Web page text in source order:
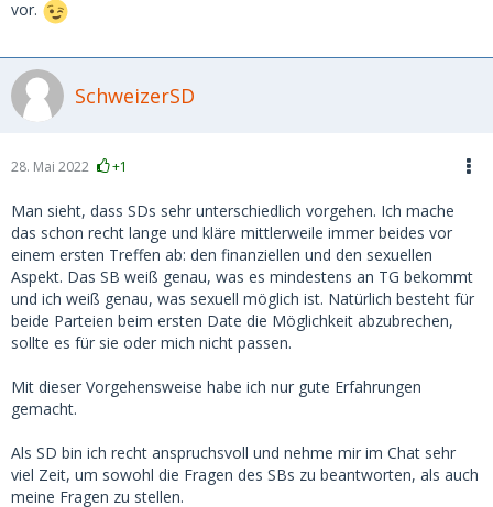
vor.
SchweizerSD
28. Mai 2022 +1
Man sieht, dass SDs sehr unterschiedlich vorgehen. Ich mache
das schon recht lange und kläre mittlerweile immer beides vor
einem ersten Treffen ab: den finanziellen und den sexuellen
Aspekt. Das SB weiß genau, was es mindestens an TG bekommt
und ich weiß genau, was sexuell möglich ist. Natürlich besteht für
beide Parteien beim ersten Date die Möglichkeit abzubrechen,
sollte es für sie oder mich nicht passen.
Mit dieser Vorgehensweise habe ich nur gute Erfahrungen
gemacht.
Als SD bin ich recht anspruchsvoll und nehme mir im Chat sehr
viel Zeit, um sowohl die Fragen des SBs zu beantworten, als auch
meine Fragen zu stellen.